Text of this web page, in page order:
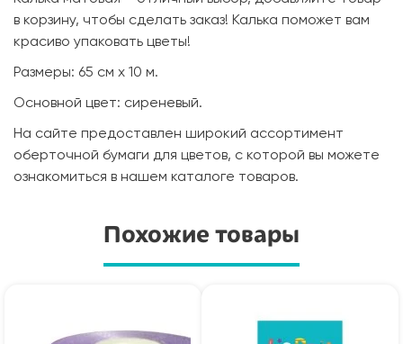
в корзину, чтобы сделать заказ! Калька поможет вам
красиво упаковать цветы!
Размеры: 65 см х 10 м.
Основной цвет: сиреневый.
На сайте предоставлен широкий ассортимент
оберточной бумаги для цветов, с которой вы можете
ознакомиться в нашем каталоге товаров.
Похожие товары